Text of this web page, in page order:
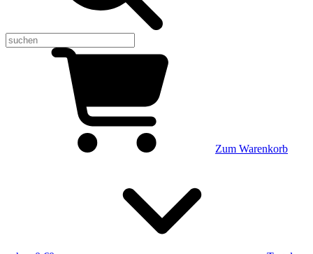
Zum Warenkorb